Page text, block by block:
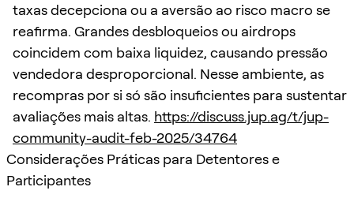
taxas decepciona ou a aversão ao risco macro se
reafirma. Grandes desbloqueios ou airdrops
coincidem com baixa liquidez, causando pressão
vendedora desproporcional. Nesse ambiente, as
recompras por si só são insuficientes para sustentar
avaliações mais altas. https://discuss.jup.ag/t/jup-
community-audit-feb-2025/34764
Considerações Práticas para Detentores e
Participantes